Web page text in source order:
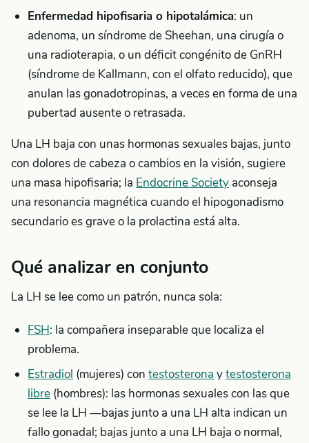
Enfermedad hipofisaria o hipotalámica: un
adenoma, un síndrome de Sheehan, una cirugía o
una radioterapia, o un déficit congénito de GnRH
(síndrome de Kallmann, con el olfato reducido), que
anulan las gonadotropinas, a veces en forma de una
pubertad ausente o retrasada.
Una LH baja con unas hormonas sexuales bajas, junto
con dolores de cabeza o cambios en la visión, sugiere
una masa hipofisaria; la Endocrine Society aconseja
una resonancia magnética cuando el hipogonadismo
secundario es grave o la prolactina está alta.
Qué analizar en conjunto
La LH se lee como un patrón, nunca sola:
FSH: la compañera inseparable que localiza el
problema.
Estradiol (mujeres) con testosterona ytestosterona
libre (hombres): las hormonas sexuales con las que
se lee la LH —bajas junto a una LH alta indican un
fallo gonadal; bajas junto a una LH baja o normal,